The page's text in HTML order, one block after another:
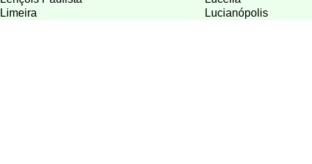
Limeira
Lucianópolis